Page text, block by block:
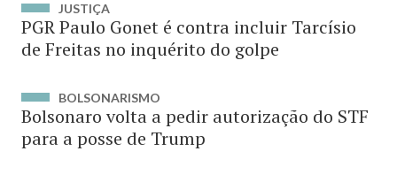
JUSTIÇA
PGR Paulo Gonet é contra incluir Tarcísio
de Freitas no inquérito do golpe
BOLSONARISMO
Bolsonaro volta a pedir autorização do STF
para a posse de Trump